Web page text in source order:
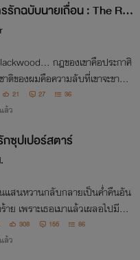
รักฉบับนายเถื่อน : The Ra
Secret Spice
กฎของเขาคือประกาศิ
ติของผมคือความลับที่เขาจะขาดไ
เชฟหนุ่มสุดแสบ ต้องมาปะทะกับค
เถื่อนกลางพายุทราย ความเร่าร้
21 27 36
ล้ว
กซุปเปอร์สตาร์
แสนหวานกลับกลายเป็นค่ำคืนอัน
ย เพราะเธอเมาแล้วเผลอไปมีอะไ
นตั้งท้อง และผู้ชายที่เป็นพ่อของลู
ร์ติน ออสก้า ลี ซุปเปอร์สตาร์ชื่อ
308 155 86
ล้ว